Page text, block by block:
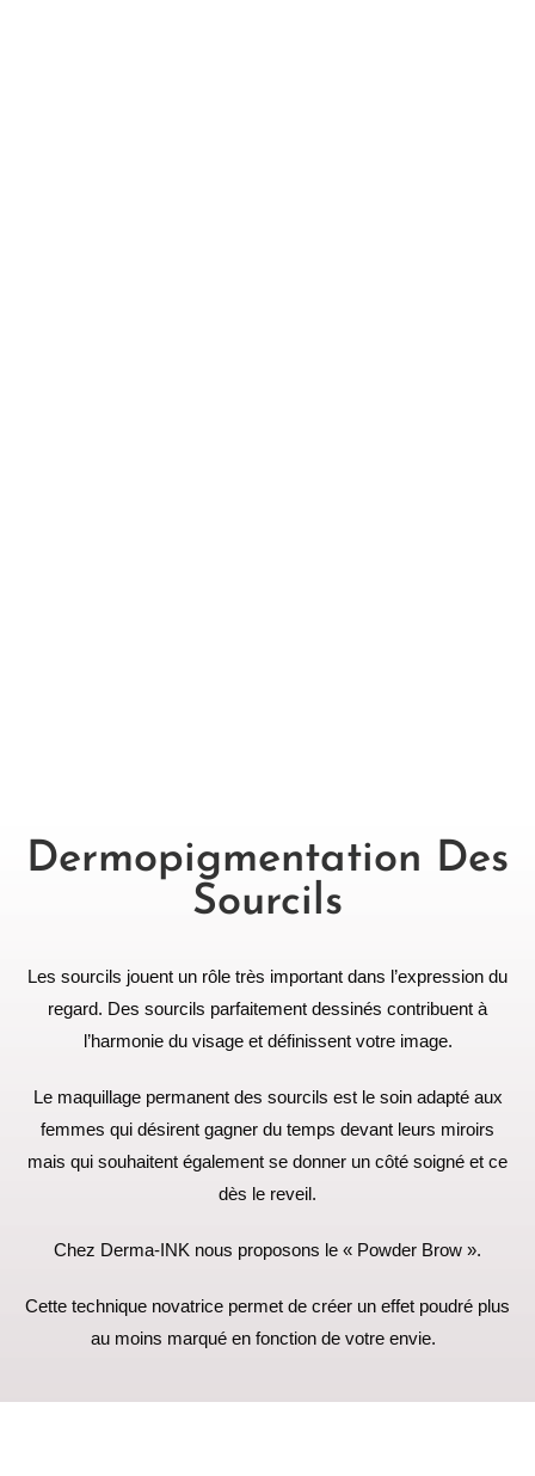
Dermopigmentation Des
Sourcils
Les sourcils jouent un rôle très important dans l’expression du
regard. Des sourcils parfaitement dessinés contribuent à
l’harmonie du visage et définissent votre image.
Le maquillage permanent des sourcils est le soin adapté aux
femmes qui désirent gagner du temps devant leurs miroirs
mais qui souhaitent également se donner un côté soigné et ce
dès le reveil.
Chez Derma-INK nous proposons le « Powder Brow ».
Cette technique novatrice permet de créer un effet poudré plus
au moins marqué en fonction de votre envie.